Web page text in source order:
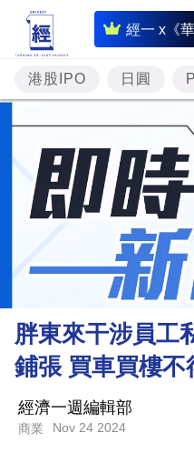
經一 x《
即
時
財
經
專
題
投
資
樓
市
財
商
業
科
港股IPO 日圓
胖東來干涉員工
鋪張 買車買樓不
經濟一週編輯部
商業 Nov 24 2024